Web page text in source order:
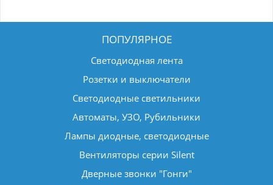
ПОПУЛЯРНОЕ
Светодиодная лента
Розетки и выключатели
Светодиодные светильники
Автоматы, УЗО, Рубильники
Лампы диодные, светодиодные
Вентиляторы серии Silent
Дверные звонки "Гонги"